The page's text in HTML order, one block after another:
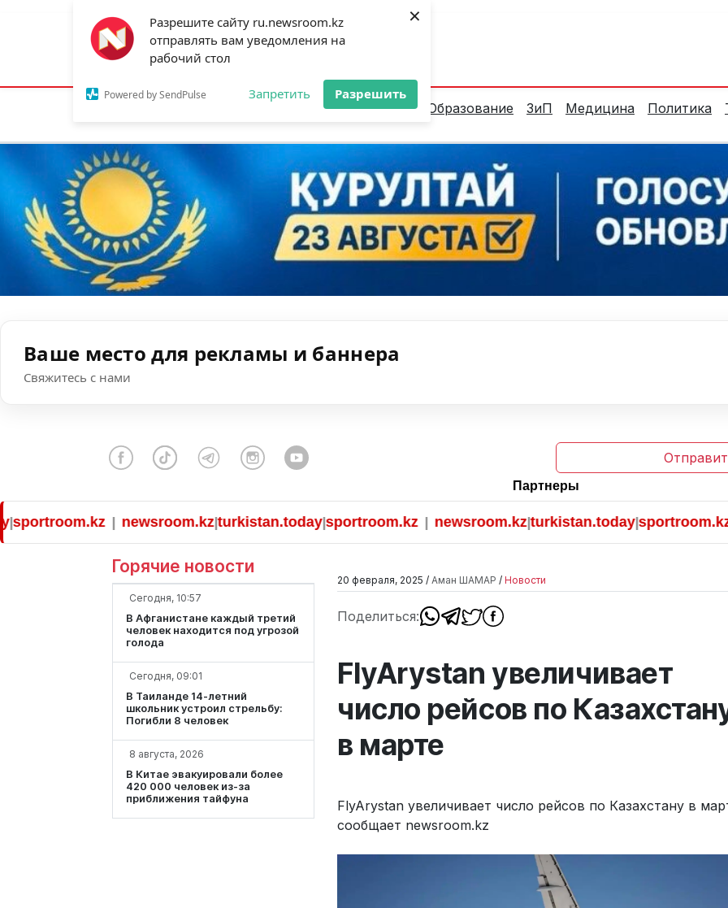
Разрешите сайту ru.newsroom.kz
отправлять вам уведомления на
рабочий стол
Powered by SendPulse Запретить Разрешить
×
Астана:32°C Алматы:35°C Шымкент:
Новости Аналитика Образование ЗиП Медицина Политика
Ваше место для рекламы и баннера
Свяжитесь с нами
Партнеры
| newsroom.kz|turkistan.today|sportroom.kz| newsroom.kz|turkistan.today|sportroom.kz
Горячие новости
Сегодня, 10:57
В Афганистане каждый третий
человек находится под угрозой
голода
Сегодня, 09:01
В Таиланде 14-летний
школьник устроил стрельбу:
Погибли 8 человек
8 августа, 2026
В Китае эвакуировали более
420 000 человек из-за
приближения тайфуна
20 февраля, 2025 / Аман ШАМАР / Новости
Поделиться:
FlyArystan увеличивает
число рейсов по
в марте
FlyArystan увеличивает число рейсов по Казахстану в
сообщает newsroom.kz